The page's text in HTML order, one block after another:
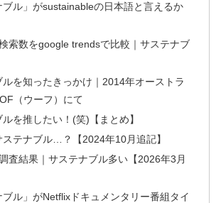
ブル」がsustainableの日本語と言えるか
索数をgoogle trendsで比較｜サステナブ
を知ったきっかけ｜2014年オーストラ
（ウーフ）にて
を推したい！(笑)【まとめ】
テナブル…？【2024年10月追記】
査結果｜サステナブル多い【2026年3月
ブル」がNetflixドキュメンタリー番組タイ